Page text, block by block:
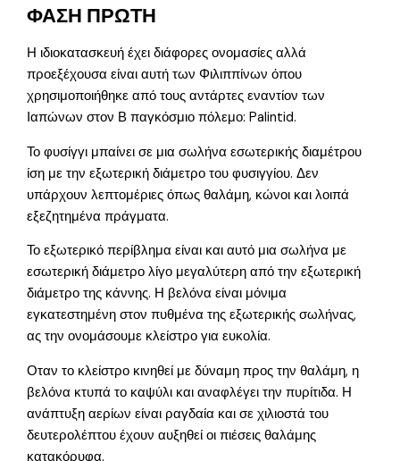
ΦΑΣΗ ΠΡΩΤΗ
Η ιδιοκατασκευή έχει διάφορες ονομασίες αλλά
προεξέχουσα είναι αυτή των Φιλιππίνων όπου
χρησιμοποιήθηκε από τους αντάρτες εναντίον των
Ιαπώνων στον Β παγκόσμιο πόλεμο: Palintid.
Το φυσίγγι μπαίνει σε μια σωλήνα εσωτερικής διαμέτρου
ίση με την εξωτερική διάμετρο του φυσιγγίου. Δεν
υπάρχουν λεπτομέριες όπως θαλάμη, κώνοι και λοιπά
εξεζητημένα πράγματα.
Το εξωτερικό περίβλημα είναι και αυτό μια σωλήνα με
εσωτερική διάμετρο λίγο μεγαλύτερη από την εξωτερική
διάμετρο της κάννης. Η βελόνα είναι μόνιμα
εγκατεστημένη στον πυθμένα της εξωτερικής σωλήνας,
ας την ονομάσουμε κλείστρο για ευκολία.
Οταν το κλείστρο κινηθεί με δύναμη προς την θαλάμη, η
βελόνα κτυπά το καψύλι και αναφλέγει την πυρίτιδα. Η
ανάπτυξη αερίων είναι ραγδαία και σε χιλιοστά του
δευτερολέπτου έχουν αυξηθεί οι πιέσεις θαλάμης
κατακόρυφα.